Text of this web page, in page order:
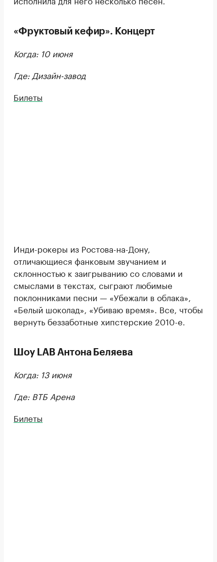
«Фруктовый кефир». Концерт
Когда: 10 июня
Где: Дизайн-завод
Билеты
Инди-рокеры из Ростова-на-Дону,
отличающиеся фанковым звучанием и
склонностью к заигрыванию со словами и
смыслами в текстах, сыграют любимые
поклонниками песни — «Убежали в облака»,
«Белый шоколад», «Убиваю время». Все, чтобы
вернуть беззаботные хипстерские 2010-е.
Шоу LAB Антона Беляева
Когда: 13 июня
Где: ВТБ Арена
Билеты